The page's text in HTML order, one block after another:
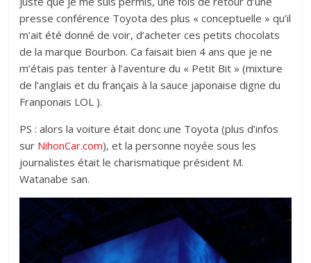
presse conférence Toyota des plus « conceptuelle » qu’il
m’ait été donné de voir, d’acheter ces petits chocolats
de la marque Bourbon. Ca faisait bien 4 ans que je ne
m’étais pas tenter à l’aventure du « Petit Bit » (mixture
de l’anglais et du français à la sauce japonaise digne du
Franponais LOL ).
PS : alors la voiture était donc une Toyota (plus d’infos
sur NihonCar.com), et la personne noyée sous les
journalistes était le charismatique président M.
Watanabe san.